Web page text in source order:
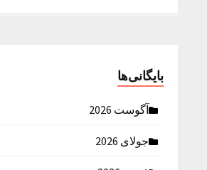
بایگانی‌ها
آگوست 2026
جولای 2026